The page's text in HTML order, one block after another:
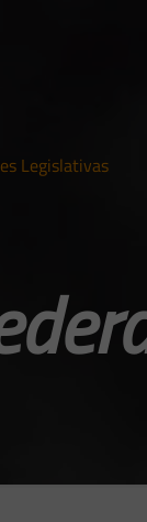
Legislativas